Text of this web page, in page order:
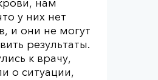
нам
у них нет
и они не могут
результаты.
к врачу,
о ситуации,